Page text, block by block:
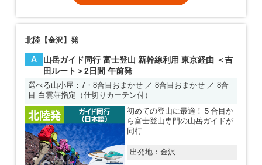
北陸【金沢】発
A
山岳ガイド同行 富士登山 新幹線利用 東京経由 ＜吉
田ルート＞2日間 午前発
選べる山小屋：7・8合目おまかせ ／ 8合目おまかせ ／ 8合
目 白雲荘指定（仕切りカーテン付）
初めての登山に最適！５合目か
ら富士登山専門の山岳ガイドが
同行
出発地： 金沢